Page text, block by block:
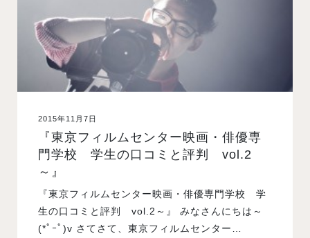
学校情報
オープンキャンパス
訪問者別メニュー
2015年11月7日
『東京フィルムセンター映画・俳優専
門学校 学生の口コミと評判 vol.2
～』
『東京フィルムセンター映画・俳優専門学校 学
生の口コミと評判 vol.2～』 みなさんにちは～
(*ﾟｰﾟ)v さてさて、東京フィルムセンター…